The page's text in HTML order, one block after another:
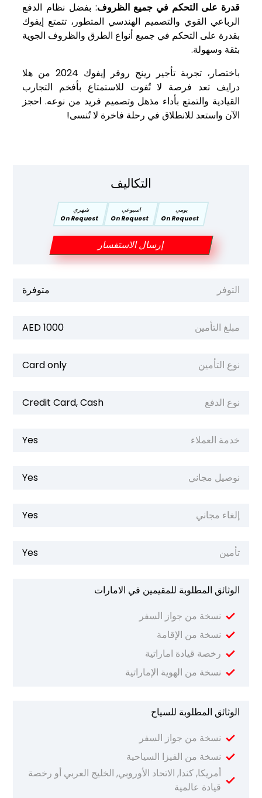
قدرة على التحكم في جميع الظروف: بفضل نظام الدفع
الرباعي القوي والتصميم الهندسي المتطور، تتمتع إيفوك
بقدرة على التحكم في جميع أنواع الطرق والظروف الجوية
بثقة وسهولة.
باختصار، تجربة تأجير رينج روفر إيفوك 2024 من هلا
درايف تعد فرصة لا تُفوت للاستمتاع بأفخم التجارب
القيادية والتمتع بأداء مذهل وتصميم فريد من نوعه. احجز
الآن واستعد للانطلاق في رحلة فاخرة لا تُنسى!
التكاليف
يومي
On Request
اسبوعي
On Request
شهري
On Request
إرسال الاستفسار
التوفر متوفرة
مبلغ التأمين 1000 AED
نوع التأمين Card only
نوع الدفع Credit Card, Cash
خدمة العملاء Yes
نوصيل مجاني Yes
إلغاء مجاني Yes
تأمين Yes
الوثائق المطلوبة للمقيمين في الامارات
نسخة من جواز السفر
نسخة من الإقامة
رخصة قيادة اماراتية
نسخة من الهوية الإماراتية
الوثائق المطلوبة للسياح
نسخة من جواز السفر
نسخة من الفيزا السياحية
أمريكا, كندا, الاتحاد الأوروبي, الخليج العربي أو رخصة
قيادة عالمية